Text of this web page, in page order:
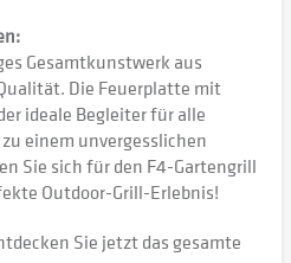
Gesamtkunstwerk aus
Die Feuerplatte mit
ideale Begleiter für alle
einem unvergesslichen
Sie sich für den F4-Gartengrill
Outdoor-Grill-Erlebnis!
Sie jetzt das gesamte